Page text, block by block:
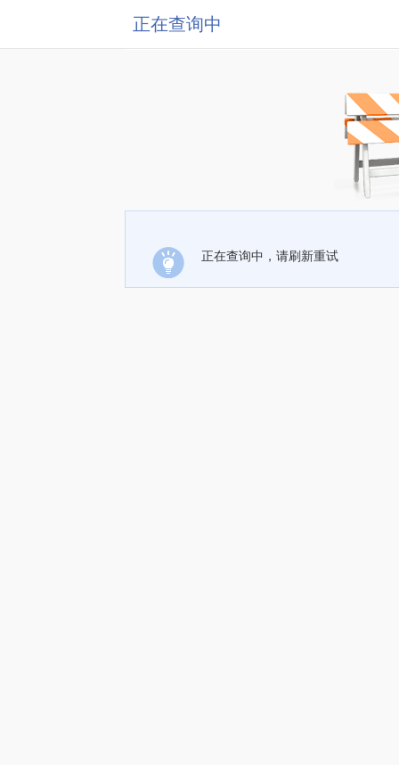
正在查询中
正在查询中，请刷新重试